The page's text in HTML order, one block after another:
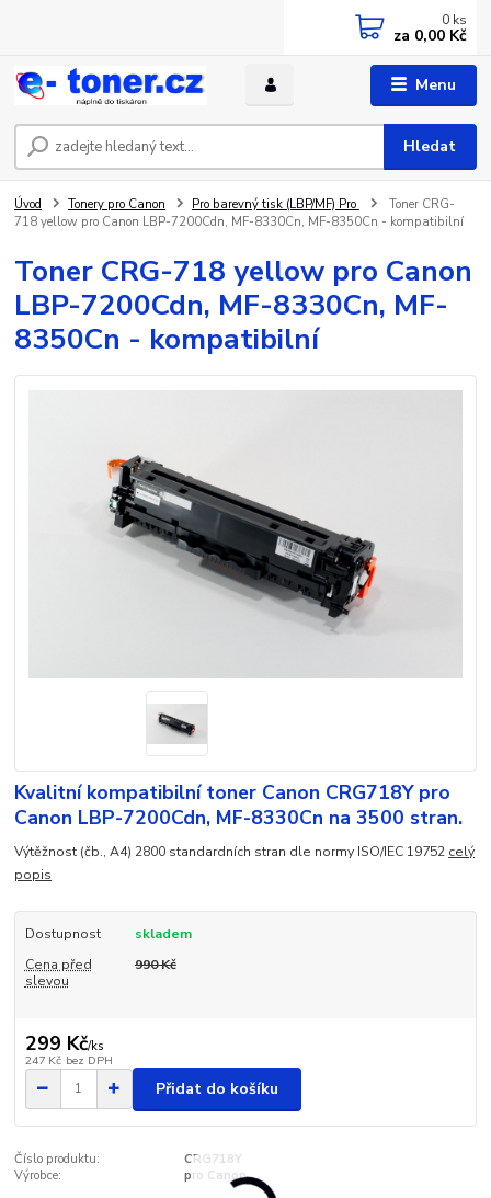
Menu
Hledat
0 ks
za 0,00 Kč
Úvod Tonery pro Canon Pro barevný tisk (LBP/MF) Pro
Toner CRG-
718 yellow pro Canon LBP-7200Cdn, MF-8330Cn, MF-8350Cn - kompatibilní
Toner CRG-718 yellow pro Canon
LBP-7200Cdn, MF-8330Cn, MF-
8350Cn - kompatibilní
Kvalitní kompatibilní toner Canon CRG718Y pro
Canon LBP-7200Cdn, MF-8330Cn na 3500 stran.
Výtěžnost (čb., A4) 2800 standardních stran dle normy ISO/IEC 19752 celý
popis
Dostupnost
skladem
Cena před
slevou
990 Kč
299 Kč/ks
247 Kč bez DPH
Přidat do košíku
Číslo produktu:
CRG718Y
Výrobce:
pro Canon